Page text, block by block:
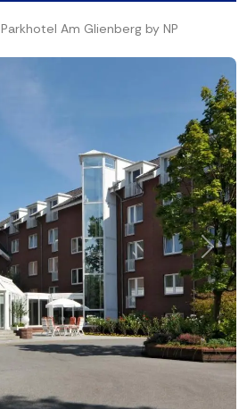
Parkhotel Am Glienberg by NP